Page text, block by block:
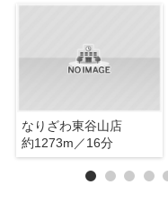
なりざわ東谷山店
約1273m／16分